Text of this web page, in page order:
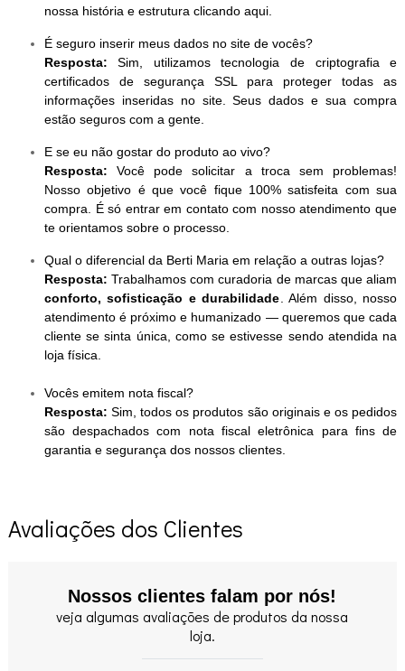
nossa história e estrutura clicando aqui.
É seguro inserir meus dados no site de vocês?
Resposta: Sim, utilizamos tecnologia de criptografia e
certificados de segurança SSL para proteger todas as
informações inseridas no site. Seus dados e sua compra
estão seguros com a gente.
E se eu não gostar do produto ao vivo?
Resposta: Você pode solicitar a troca sem problemas!
Nosso objetivo é que você fique 100% satisfeita com sua
compra. É só entrar em contato com nosso atendimento que
te orientamos sobre o processo.
Qual o diferencial da Berti Maria em relação a outras lojas?
Resposta: Trabalhamos com curadoria de marcas que aliam
conforto, sofisticação e durabilidade . Além disso, nosso
atendimento é próximo e humanizado — queremos que cada
cliente se sinta única, como se estivesse sendo atendida na
loja física.
Vocês emitem nota fiscal?
Resposta:Sim, todos os produtos são originais e os pedidos
são despachados com nota fiscal eletrônica para fins de
garantia e segurança dos nossos clientes.
Avaliações dos Clientes
Nossos clientes falam por nós!
veja algumas avaliações de produtos da nossa
loja.